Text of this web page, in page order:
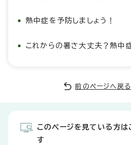
熱中症を予防しましょう！
これからの暑さ大丈夫？熱中
前のページへ戻る
このページを見ている方は
す